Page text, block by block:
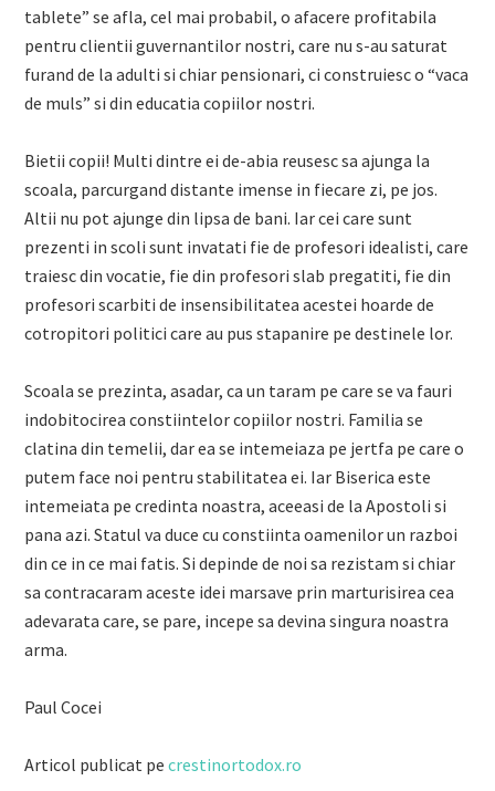
tablete” se afla, cel mai probabil, o afacere profitabila
pentru clientii guvernantilor nostri, care nu s-au saturat
furand de la adulti si chiar pensionari, ci construiesc o “vaca
de muls” si din educatia copiilor nostri.
Bietii copii! Multi dintre ei de-abia reusesc sa ajunga la
scoala, parcurgand distante imense in fiecare zi, pe jos.
Altii nu pot ajunge din lipsa de bani. Iar cei care sunt
prezenti in scoli sunt invatati fie de profesori idealisti, care
traiesc din vocatie, fie din profesori slab pregatiti, fie din
profesori scarbiti de insensibilitatea acestei hoarde de
cotropitori politici care au pus stapanire pe destinele lor.
Scoala se prezinta, asadar, ca un taram pe care se va fauri
indobitocirea constiintelor copiilor nostri. Familia se
clatina din temelii, dar ea se intemeiaza pe jertfa pe care o
putem face noi pentru stabilitatea ei. Iar Biserica este
intemeiata pe credinta noastra, aceeasi de la Apostoli si
pana azi. Statul va duce cu constiinta oamenilor un razboi
din ce in ce mai fatis. Si depinde de noi sa rezistam si chiar
sa contracaram aceste idei marsave prin marturisirea cea
adevarata care, se pare, incepe sa devina singura noastra
arma.
Paul Cocei
Articol publicat pecrestinortodox.ro